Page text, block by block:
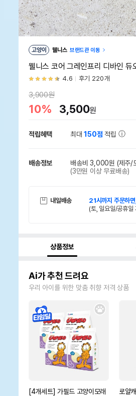
고양이 웰니스 브랜드관 이동
웰니스 코어 그레인프리 디바인
4.6 후기 220개
3,900원
10% 3,500원
적립혜택 최대150점 적립
배송정보 배송비 3,000원 (제주/
(3만원 이상 무료배송)
내일배송
21시까지 주문하
(토, 일요일/공휴일
상품정보
Ai가 추천 드려요
우리 아이를 위한 맞춤 취향 저격 상품
[4개세트] 가필드 고양이모래
로얄